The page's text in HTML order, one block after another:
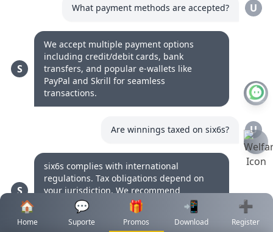
What payment methods are accepted? U
S
We accept multiple payment options
including credit/debit cards, bank
transfers, and popular e-wallets like
PayPal and Skrill for seamless
transactions.
Are winnings taxed on six6s? U
S
six6s complies with international
regulations. Tax obligations depend on
your jurisdiction. We recommend
consulting a tax advisor regarding
winnings reporting and liabilities.
🏠
Home
💬
Suporte
🎁
Promos
📲
Download
➕
Register